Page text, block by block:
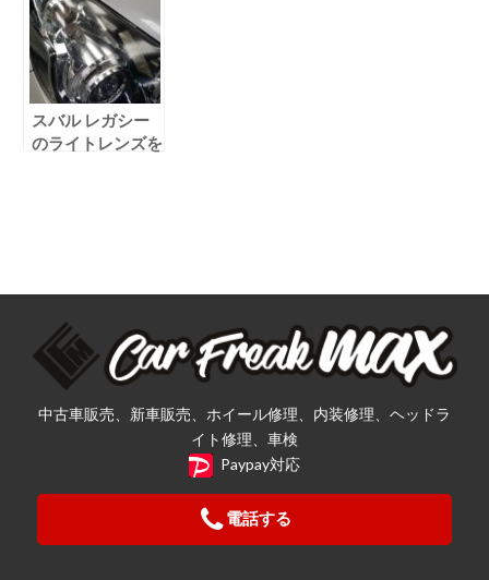
スバル レガシー
のライトレンズを
中古車販売、新車販売、ホイール修理、内装修理、ヘッドラ
イト修理、車検
Paypay対応
電話する